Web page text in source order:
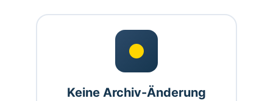
Keine Archiv-Änderung